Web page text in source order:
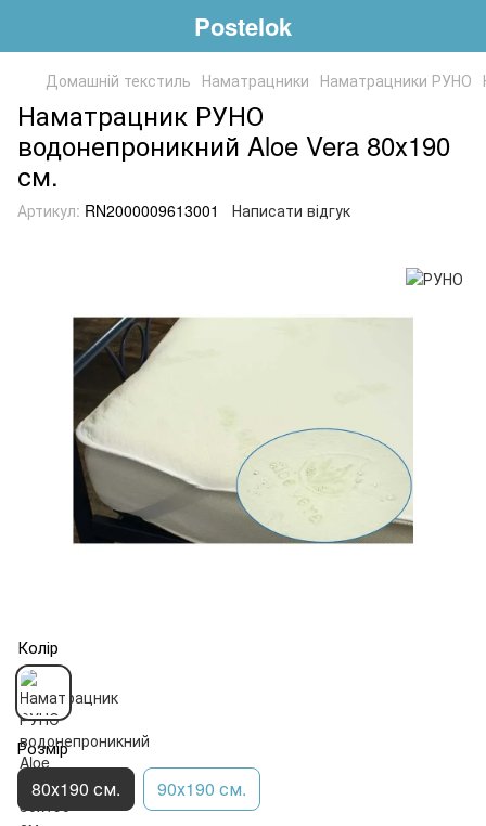
Postelok
Домашній текстиль Наматрацники Наматрацники РУНО
Наматрацник РУНО
водонепроникний Aloe Vera 80х190
см.
Артикул: RN2000009613001 Написати відгук
Колір
Розмір
80х190 см. 90х190 см.